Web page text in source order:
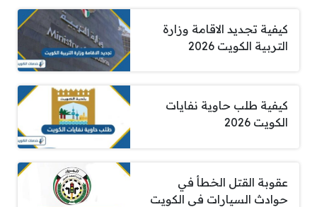
كيفية تجديد الاقامة وزارة
التربية الكويت 2026
كيفية طلب حاوية نفايات
الكويت 2026
عقوبة القتل الخطأ في
حوادث السيارات في الكويت